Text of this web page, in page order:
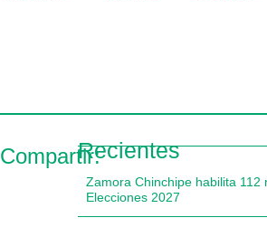
Compartir:Recientes
Zamora Chinchipe habilita 112
Elecciones 2027